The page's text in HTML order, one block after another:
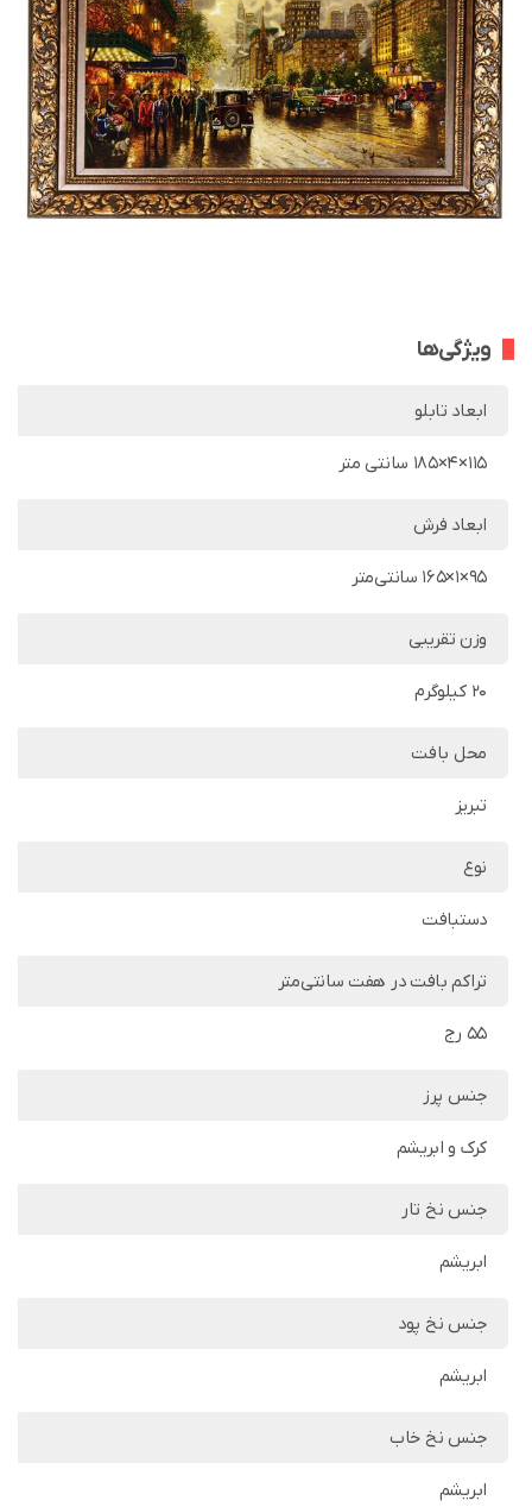
ویژگی‌ها
ابعاد تابلو
115×4×185 سانتی متر
ابعاد فرش
95×1×165 سانتی‌متر
وزن تقریبی
20 کیلوگرم
محل بافت
تبریز
نوع
دستبافت
تراکم بافت در هفت سانتی‌متر
55 رج
جنس پرز
کرک و ابریشم
جنس نخ تار
ابریشم
جنس نخ پود
ابریشم
جنس نخ خاب
ابریشم